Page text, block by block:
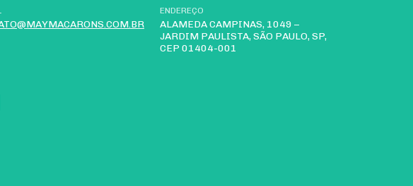
ENDEREÇO
ALAMEDA CAMPINAS, 1049 –
JARDIM PAULISTA, SÃO PAULO, SP,
CEP 01404-001